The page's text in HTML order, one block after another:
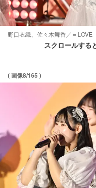
野口衣織、佐々木舞香／＝LOVE
スクロールする
( 画像8/165 )